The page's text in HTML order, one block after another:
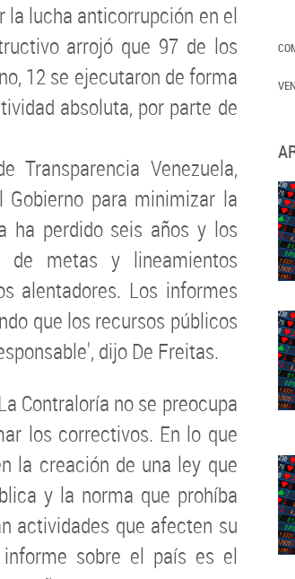
lucha anticorrupción en el
arrojó que 97 de los
12 se ejecutaron de forma
absoluta, por parte de
Transparencia Venezuela,
para minimizar la
ha perdido seis años y los
de metas y lineamientos
alentadores. Los informes
que los recursos públicos
dijo De Freitas.
Contraloría no se preocupa
los correctivos. En lo que
la creación de una ley que
y la norma que prohíba
actividades que afecten su
sobre el país es el